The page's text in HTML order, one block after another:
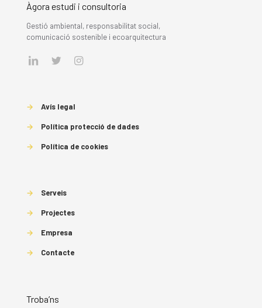
Àgora estudi i consultoria
Gestió ambiental, responsabilitat social,
comunicació sostenible i ecoarquitectura
→ Avís legal
→ Política protecció de dades
→ Política de cookies
→ Serveis
→ Projectes
→ Empresa
→ Contacte
Troba’ns